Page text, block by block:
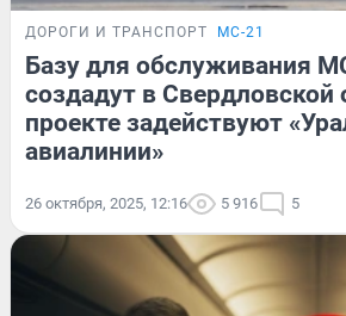
ДОРОГИ И ТРАНСПОРТ МС-21
Базу для обслуживания
создадут в Свердловской
проекте задействуют
авиалинии»
26 октября, 2025, 12:16 5 916 5